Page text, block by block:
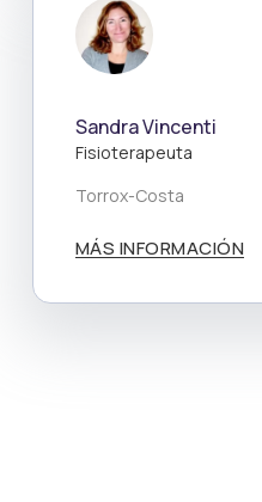
Sandra Vincenti
Fisioterapeuta
Torrox-Costa
MÁS INFORMACIÓN